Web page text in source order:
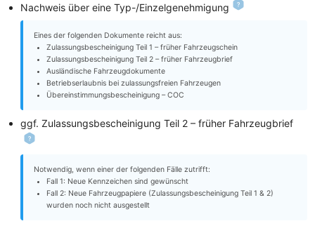
Nachweis über eine Typ-/Einzelgenehmigung
Eines der folgenden Dokumente reicht aus:
Zulassungsbescheinigung Teil 1 – früher Fahrzeugschein
Zulassungsbescheinigung Teil 2 – früher Fahrzeugbrief
Ausländische Fahrzeugdokumente
Betriebserlaubnis bei zulassungsfreien Fahrzeugen
Übereinstimmungsbescheinigung – COC
ggf. Zulassungsbescheinigung Teil 2 – früher Fahrzeugbrief
Notwendig, wenn einer der folgenden Fälle zutrifft:
Fall 1: Neue Kennzeichen sind gewünscht
Fall 2: Neue Fahrzeugpapiere (Zulassungsbescheinigung Teil 1 & 2)
wurden noch nicht ausgestellt